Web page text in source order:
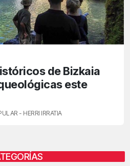
de Bizkaia
este
- HERRI IRRATIA